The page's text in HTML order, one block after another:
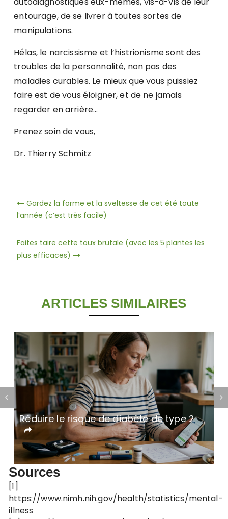
entourage, de se livrer à toutes sortes de
manipulations.
Hélas, le narcissisme et l’histrionisme sont des
troubles de la personnalité, non pas des
maladies curables. Le mieux que vous puissiez
faire est de vous éloigner, et de ne jamais
regarder en arrière…
Prenez soin de vous,
Dr. Thierry Schmitz
Navigation
de
l’article
Gardez la forme et la sveltesse de cet été toute
l’année (c’est très facile)
Faites taire cette toux brutale (avec les 5 plantes les
plus efficaces)
ARTICLES SIMILAIRES
Réduire le risque de diabète de type 2
Sources
[1]
https://www.nimh.nih.gov/health/statistics/mental-
illness